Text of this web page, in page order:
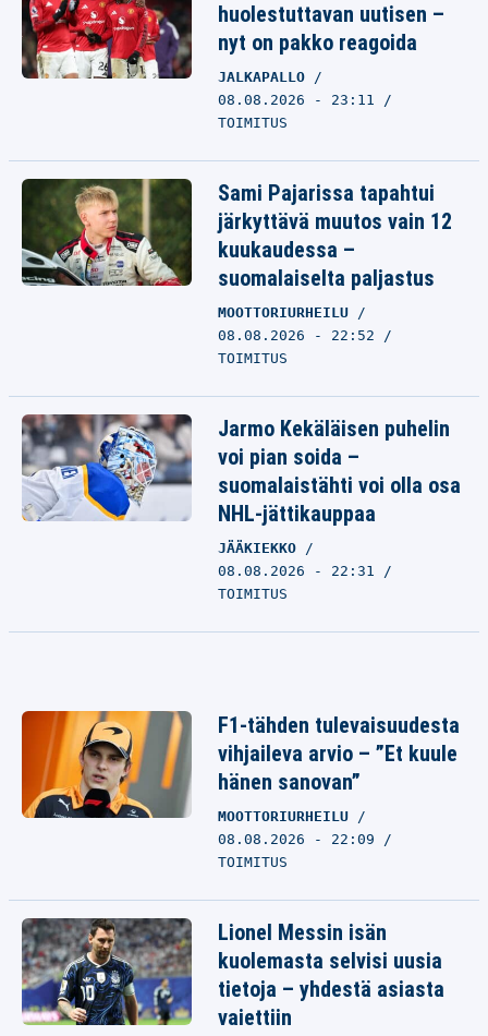
huolestuttavan uutisen –
nyt on pakko reagoida
JALKAPALLO
08.08.2026 - 23:11
TOIMITUS
Sami Pajarissa tapahtui
järkyttävä muutos vain 12
kuukaudessa –
suomalaiselta paljastus
MOOTTORIURHEILU
08.08.2026 - 22:52
TOIMITUS
Jarmo Kekäläisen puhelin
voi pian soida –
suomalaistähti voi olla osa
NHL-jättikauppaa
JÄÄKIEKKO
08.08.2026 - 22:31
TOIMITUS
F1-tähden tulevaisuudesta
vihjaileva arvio – ”Et kuule
hänen sanovan”
MOOTTORIURHEILU
08.08.2026 - 22:09
TOIMITUS
Lionel Messin isän
kuolemasta selvisi uusia
tietoja – yhdestä asiasta
vaiettiin